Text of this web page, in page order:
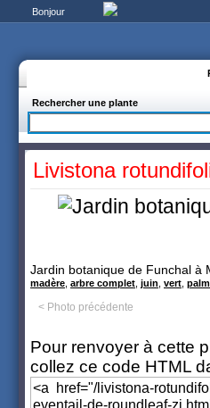
Bonjour
Rechercher une plante
Livistona
Jardin botanique de Funchal à
madère arbre complet juin vert
< Photo précédente
Pour renvoyer à cette
collez ce code HTML